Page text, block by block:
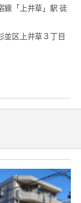
線「 上井草 」駅 徒
並区上井草３丁目